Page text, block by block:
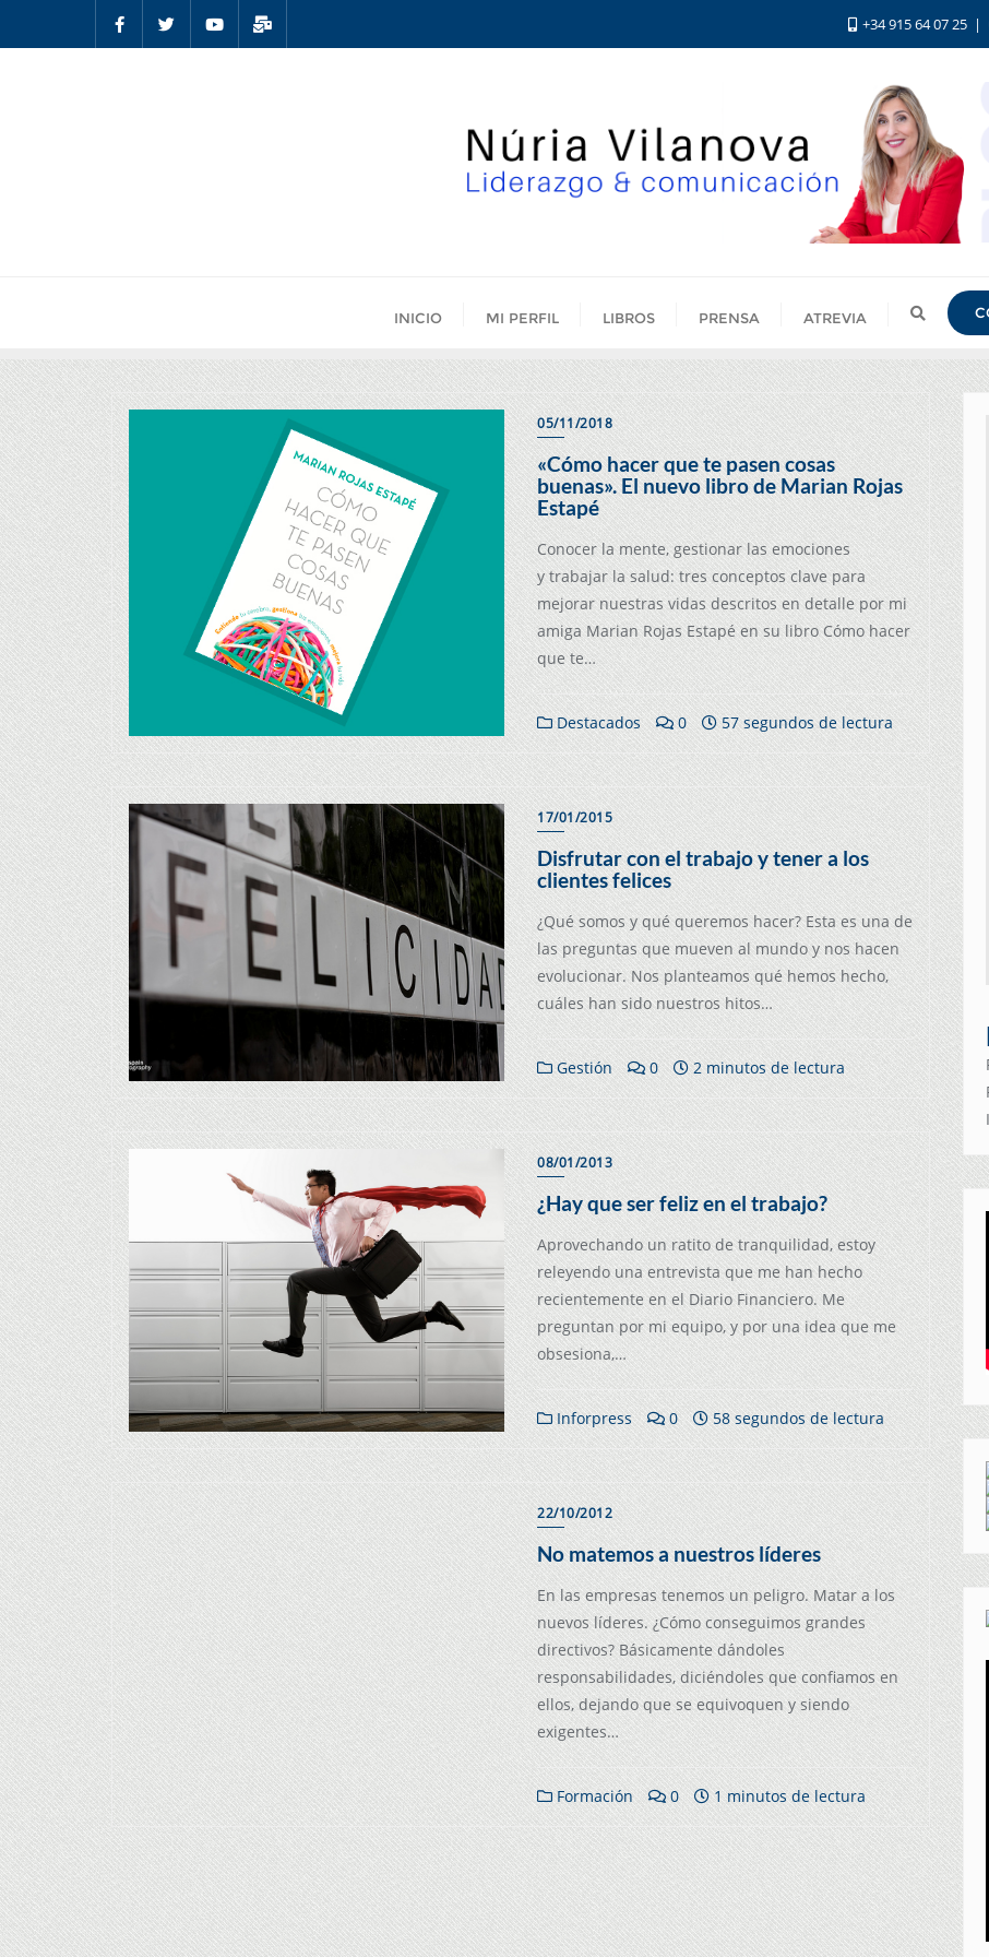
+34 915 64 07 25
INICIO MI PERFIL LIBROS PRENSA ATREVIA
05/11/2018
«Cómo hacer que te pasen cosas
buenas». El nuevo libro de Marian Rojas
Estapé
Conocer la mente, gestionar las emociones
y trabajar la salud: tres conceptos clave para
mejorar nuestras vidas descritos en detalle por mi
amiga Marian Rojas Estapé en su libro Cómo hacer
que te…
Destacados 0 57 segundos de lectura
17/01/2015
Disfrutar con el trabajo y tener a los
clientes felices
¿Qué somos y qué queremos hacer? Esta es una de
las preguntas que mueven al mundo y nos hacen
evolucionar. Nos planteamos qué hemos hecho,
cuáles han sido nuestros hitos…
Gestión 0 2 minutos de lectura
08/01/2013
¿Hay que ser feliz en el trabajo?
Aprovechando un ratito de tranquilidad, estoy
releyendo una entrevista que me han hecho
recientemente en el Diario Financiero. Me
preguntan por mi equipo, y por una idea que me
obsesiona,…
Inforpress 0 58 segundos de lectura
22/10/2012
No matemos a nuestros líderes
En las empresas tenemos un peligro. Matar a los
nuevos líderes. ¿Cómo conseguimos grandes
directivos? Básicamente dándoles
responsabilidades, diciéndoles que confiamos en
ellos, dejando que se equivoquen y siendo
exigentes…
Formación 0 1 minutos de lectura